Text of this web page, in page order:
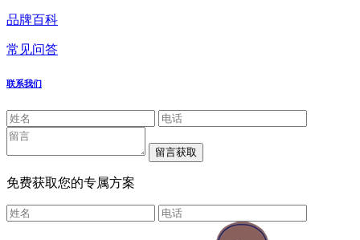
品牌百科
常见问答
联系我们
免费获取您的专属方案